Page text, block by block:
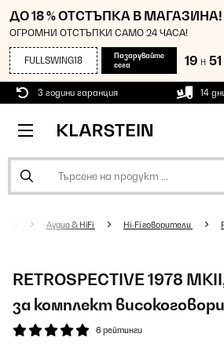
ДО 18 % ОТСТЪПКА В МАГАЗИНА!
ОГРОМНИ ОТСТЪПКИ САМО 24 ЧАСА!
FULLSWING18
Пазарувайте
сега
19 H 51
3 години гаранция 14
Аудио & HiFi Hi-Fi говорители
RETROSPECTIVE 1978
за комплект
6 рейтинги